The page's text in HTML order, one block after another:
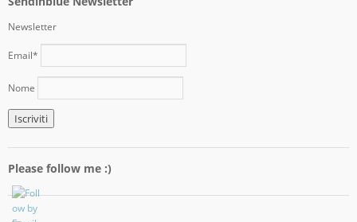
Newsletter
Email*
Nome
Please follow me :)